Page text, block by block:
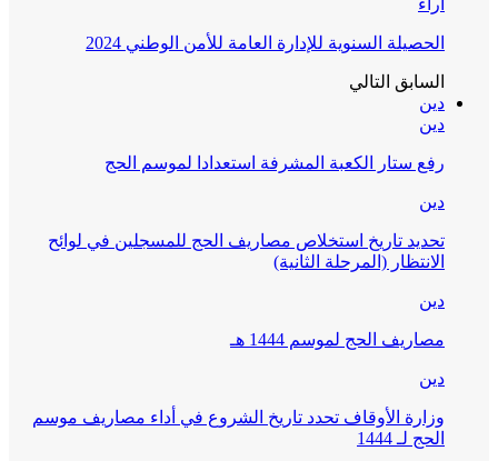
آراء
الحصيلة السنوية للإدارة العامة للأمن الوطني 2024
السابق التالي
دين
دين
رفع ستار الكعبة المشرفة استعدادا لموسم الحج
دين
تحديد تاريخ استخلاص مصاريف الحج للمسجلين في لوائح
الانتظار (المرحلة الثانية)
دين
مصاريف الحج لموسم 1444 هـ
دين
وزارة الأوقاف تحدد تاريخ الشروع في أداء مصاريف موسم
الحج لـ 1444